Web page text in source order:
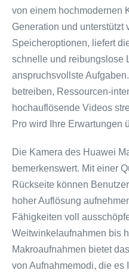
von einem hochmodernen
Generation und unterstützt
Speicheroptionen, liefert
schnelle und reibungslose
anspruchsvollste
betreiben, Ressourcen-
hochauflösende Videos
Pro wird Ihre Erwartungen
Die Kamera des Huawei
bemerkenswert. Mit einer
Rückseite können
hoher Auflösung
Fähigkeiten voll
Weitwinkelaufnahmen bis
Makroaufnahmen bietet
von Aufnahmemodi, die es